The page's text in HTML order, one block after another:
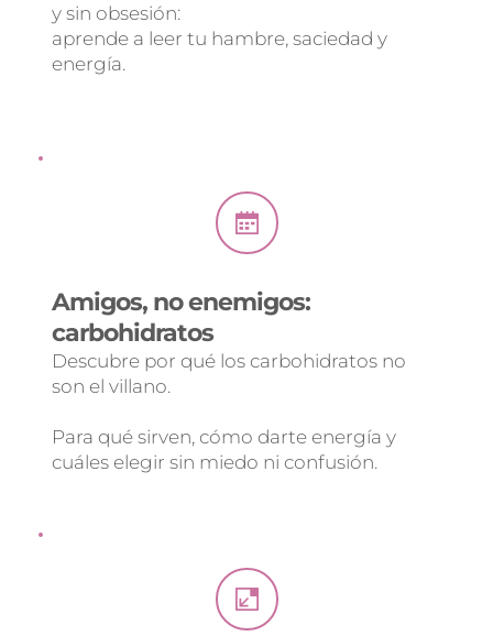
y sin obsesión:
aprende a leer tu hambre, saciedad y
energía.
Amigos, no enemigos:
carbohidratos
Descubre por qué los carbohidratos no
son el villano.
Para qué sirven, cómo darte energía y
cuáles elegir sin miedo ni confusión.